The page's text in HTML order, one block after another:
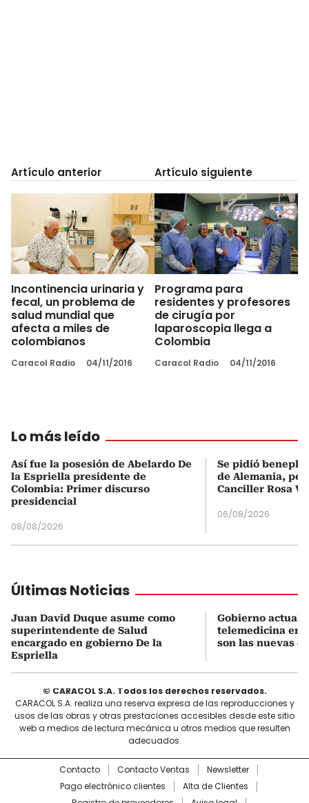
Artículo anterior
Incontinencia urinaria y
fecal, un problema de
salud mundial que
afecta a miles de
colombianos
Caracol Radio 04/11/2016
Artículo siguiente
Programa para
residentes y profesores
de cirugía por
laparoscopia llega a
Colombia
Caracol Radio 04/11/2016
Lo más leído
Así fue la posesión de Abelardo De
la Espriella presidente de
Colombia: Primer discurso
presidencial
08/08/2026
Se pidió
de Alemania,
Canciller Rosa
06/08/2026
Últimas Noticias
Juan David Duque asume como
superintendente de Salud
encargado en gobierno De la
Espriella
Gobierno
telemedicina en
son las nuevas
© CARACOL S.A. Todos los derechos reservados.
CARACOL S.A. realiza una reserva expresa de las reproducciones y
usos de las obras y otras prestaciones accesibles desde este sitio
web a medios de lectura mecánica u otros medios que resulten
adecuados.
Contacto Contacto Ventas
Newsletter
Pago electrónico clientes
Alta de Clientes